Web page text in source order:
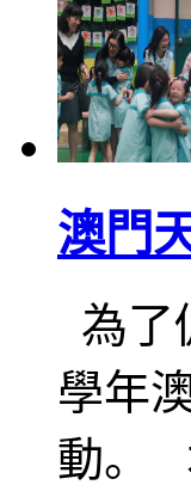
澳門
為了
學年
動。